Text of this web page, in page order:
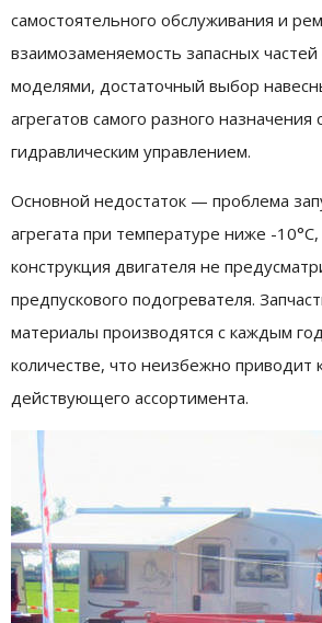
самостоятельного обслуживания и
взаимозаменяемость запасных
моделями, достаточный выбор
агрегатов самого разного назначения
гидравлическим управлением.
Основной недостаток — проблема
агрегата при температуре ниже -10°С,
конструкция двигателя не
предпускового подогревателя.
материалы производятся с каждым
количестве, что неизбежно приводит
действующего ассортимента.